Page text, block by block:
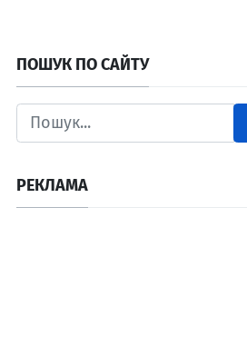
ПОШУК ПО САЙТУ
РЕКЛАМА